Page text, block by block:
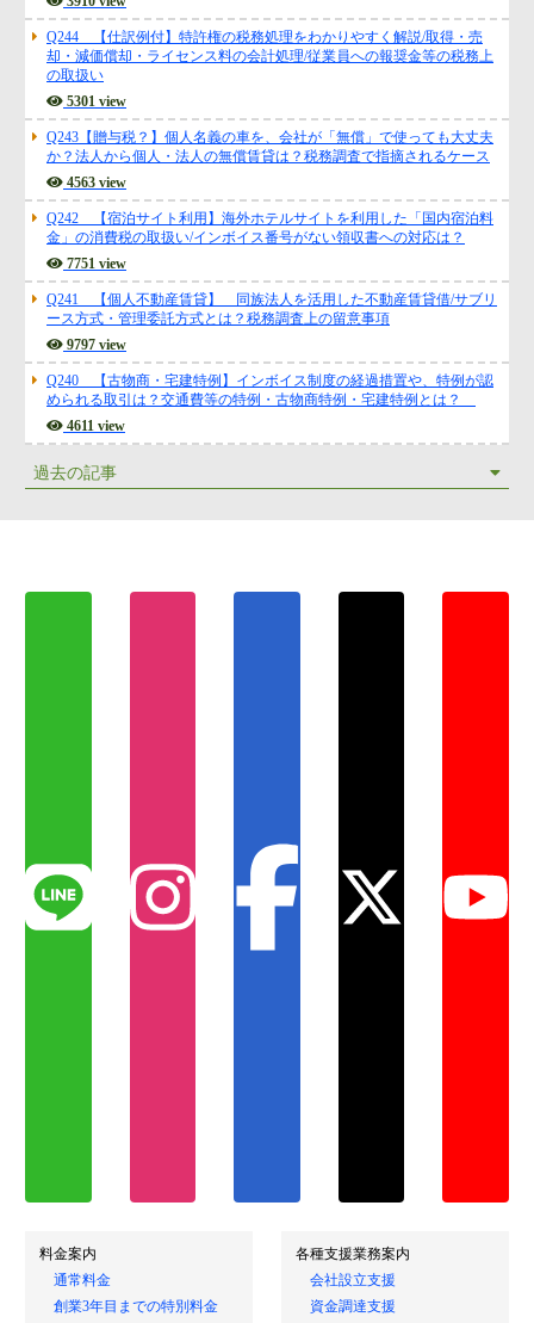
Q244 【仕訳例付】特許権の税務処理をわかりやすく解説/取得・売
却・減価償却・ライセンス料の会計処理/従業員への報奨金等の税務上
の取扱い
5301 view
Q243【贈与税？】個人名義の車を、会社が「無償」で使っても大丈夫
か？法人から個人・法人の無償賃貸は？税務調査で指摘されるケース
4563 view
Q242 【宿泊サイト利用】海外ホテルサイトを利用した「国内宿泊料
金」の消費税の取扱い/インボイス番号がない領収書への対応は？
7751 view
Q241 【個人不動産賃貸】 同族法人を活用した不動産賃貸借/サブリ
ース方式・管理委託方式とは？税務調査上の留意事項
9797 view
Q240 【古物商・宅建特例】インボイス制度の経過措置や、特例が認
められる取引は？交通費等の特例・古物商特例・宅建特例とは？
4611 view
過去の記事
料金案内
通常料金
創業3年目までの特別料金
各種支援業務案内
会社設立支援
資金調達支援